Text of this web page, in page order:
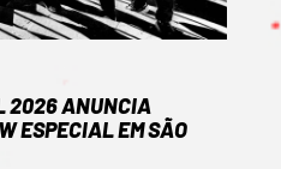
2026 ANUNCIA
ESPECIAL EM SÃO